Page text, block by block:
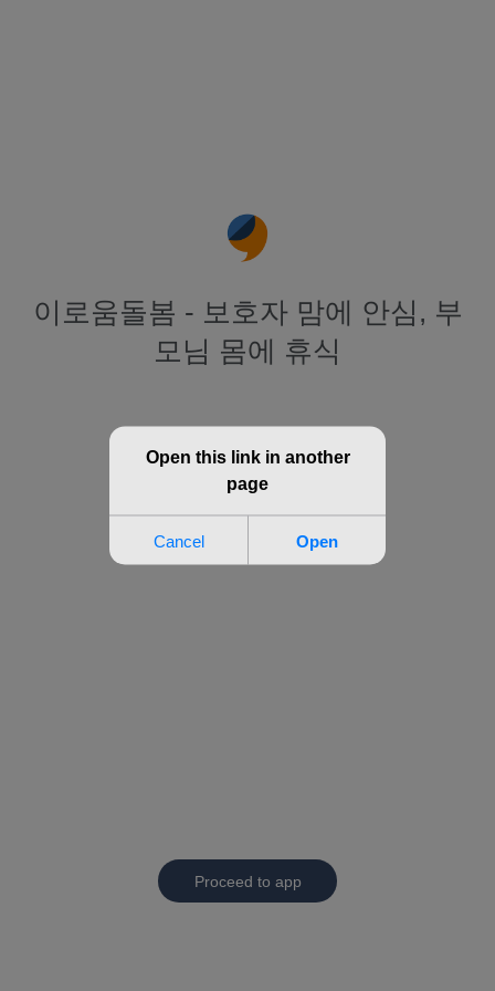
이로움돌봄 - 보호자 맘에 안심, 부
모님 몸에 휴식
Proceed to app